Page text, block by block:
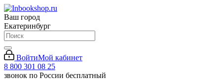
Ваш город
Екатеринбург
ВойтиМой кабинет
8 800 301 08 25
звонок по России бесплатный